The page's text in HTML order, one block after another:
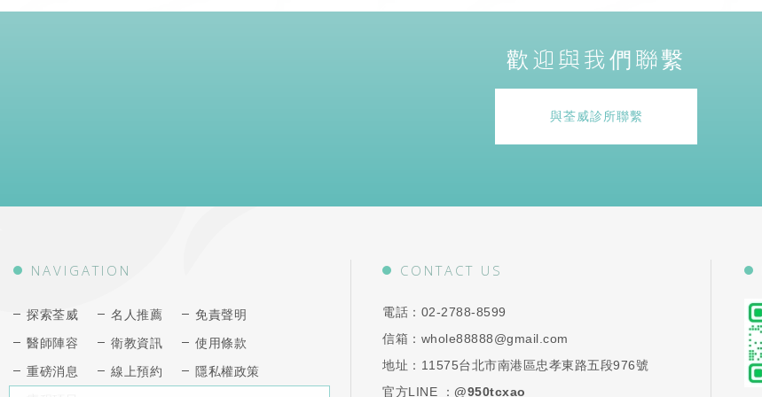
歡迎與我們聯繫
與荃威診所聯繫
NAVIGATION
探索荃威
醫師陣容
重磅消息
名人推薦
衛教資訊
線上預約
免責聲明
使用條款
隱私權政策
CONTACT US
電話： 02-2788-8599
信箱： whole88888@gmail.com
地址： 11575台北市南港區忠孝東路五段976號
官方LINE ：@950tcxao